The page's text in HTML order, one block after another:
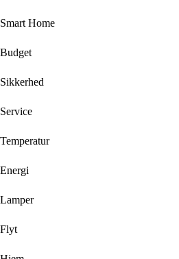
Smart Home
Budget
Sikkerhed
Service
Temperatur
Energi
Lamper
Flyt